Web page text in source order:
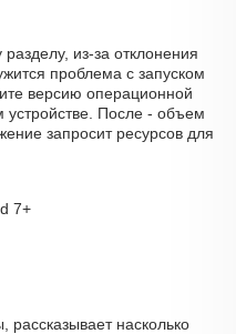
из-за отклонения
проблема с запуском
версию операционной
После - объем
запросит ресурсов для
7+
рассказывает насколько